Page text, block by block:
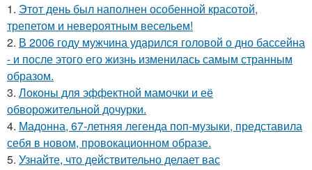
1. Этот день был наполнен особенной красотой,
трепетом и невероятным весельем!
2. В 2006 году мужчина ударился головой о дно бассейна
- и после этого его жизнь изменилась самым странным
образом.
3. Локоны для эффектной мамочки и её
обворожительной дочурки.
4. Мадонна, 67-летняя легенда поп-музыки, представила
себя в новом, провокационном образе.
5. Узнайте, что действительно делает вас